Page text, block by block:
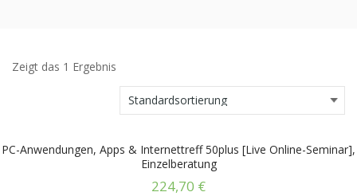
Zeigt das 1 Ergebnis
PC-Anwendungen, Apps & Internettreff 50plus [Live Online-Seminar],
Einzelberatung
224,70 €